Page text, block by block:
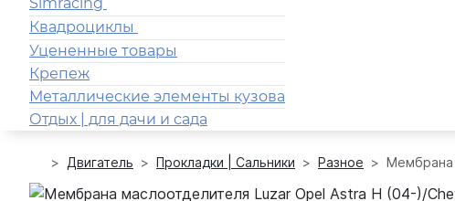
Simracing
Квадроциклы
Уцененные товары
Крепеж
Металлические элементы кузова
Отдых | для дачи и сада
Двигатель Прокладки | Сальники Разное Мембрана